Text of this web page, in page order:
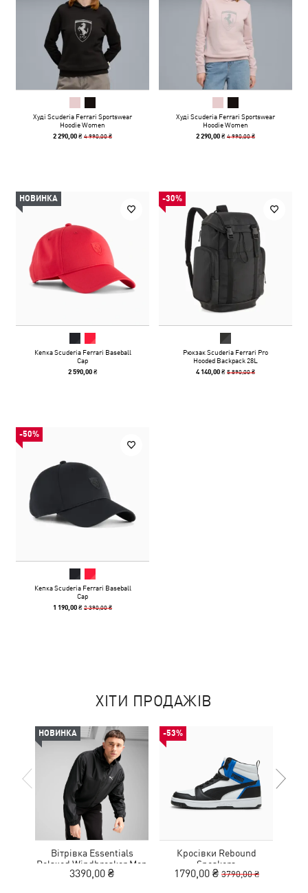
Худі Scuderia Ferrari Sportswear
Hoodie Women
2 290,00 ₴4 990,00 ₴
Худі Scuderia Ferrari Sportswear
Hoodie Women
2 290,00 ₴4 990,00 ₴
НОВИНКА
Кепка Scuderia Ferrari Baseball
Cap
2 590,00 ₴
-30%
Рюкзак Scuderia Ferrari Pro
Hooded Backpack 28L
4 140,00 ₴5 890,00 ₴
-50%
Кепка Scuderia Ferrari Baseball
Cap
1 190,00 ₴2 390,00 ₴
ХІТИ ПРОДАЖІВ
НОВИНКА
Вітрівка Essentials
Relaxed Windbreaker Men
3390,00 ₴
-53%
Кросівки Rebound
Sneakers
1790,00 ₴ 3790,00 ₴